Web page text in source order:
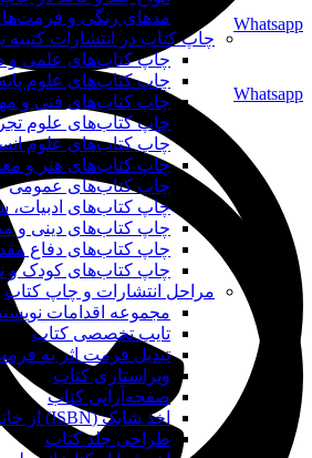
Whatsapp
Whatsapp
مدهای رنگی و
چاپ کتاب در انتشارات کتیبه
چاپ کتاب‌های علمی و
چاپ کتاب‌های علوم
چاپ کتاب‌های فنی و
چاپ کتاب‌های علوم
چاپ کتاب‌های علوم
چاپ کتاب‌های هنر و
چاپ کتاب‌های عمومی
چاپ کتاب‌های ادبیات،
چاپ کتاب‌های دینی و
چاپ کتاب‌های دفاع
چاپ کتاب‌های کودک و
مراحل انتشارات و چاپ کتاب
مجموعه اقدامات
تایپ تخصصی کتاب
تبدیل فرمت اثر به
ویراستاری کتاب
صفحه‌آرایی کتاب
اخذ شابک (ISBN) از خانه کتاب
طراحی جلد کتاب